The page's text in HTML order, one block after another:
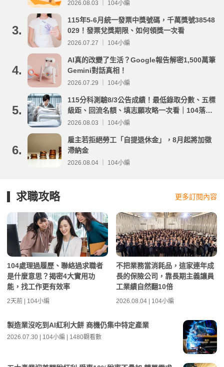
2026.08.03 ｜ 104小編
3.
115年5-6月統一發票中獎號碼，千萬獎號38548
029！發票兌獎期限、如何領獎一次看
2026.07.27 ｜ 104小編
4.
AI真的改變了生活？Google報告解密1,500萬筆
Gemini對話真相！
2026.07.29 ｜ 104小編
5.
115分科測驗8/3公告成績！最低錄取分數、五標
級距、回流名額、填志願攻略一次看｜104落點
分析
2026.08.03 ｜ 104小編
6.
雇主若拒絕勞工「自提退休金」，8月起將加徵
滯納金
2026.08.04 ｜ 104小編
求職攻略 更多訂閱內容
104處理過履歷、聯絡過求職者
是什麼意思？揭密4大實用功
能，找工作更有效率
2天前 | 104小編
不把業務當消耗品，這家連年成
長的保險公司，靠長期主義讓員
工業績自然翻10倍
2026.08.04 | 104小編
製造業沒吃到AI紅利大餅 商機仍集中特定產業
2026.07.30 | 104小編 | 1480觀看數